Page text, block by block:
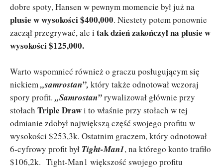
dobre spoty, Hansen w pewnym momencie był już na
plusie w wysokości $400,000. Niestety potem ponownie
zaczął przegrywać, ale i tak dzień zakończył na plusie w
wysokości $125,000.
Warto wspomnieć również o graczu posługującym się
nickiem„samrostan”, który także odnotował wczoraj
spory profit. „Samrostan”rywalizował głównie przy
stołach Triple Drawi to właśnie przy stołach w tej
odmianie zdobył największą część swojego profitu w
wysokości $253,3k. Ostatnim graczem, który odnotował
6-cyfrowy profit był Tight-Man1, na którego konto trafiło
$106,2k. Tight-Man1 większość swojego profitu